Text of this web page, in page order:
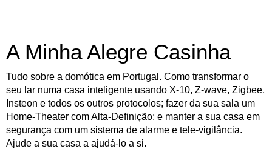
A Minha Alegre Casinha
Tudo sobre a domótica em Portugal. Como transformar o
seu lar numa casa inteligente usando X-10, Z-wave, Zigbee,
Insteon e todos os outros protocolos; fazer da sua sala um
Home-Theater com Alta-Definição; e manter a sua casa em
segurança com um sistema de alarme e tele-vigilância.
Ajude a sua casa a ajudá-lo a si.